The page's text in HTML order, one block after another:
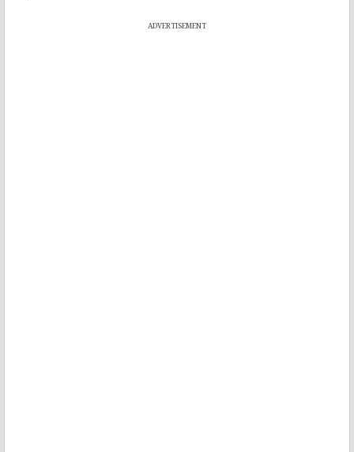
ADVERTISEMENT